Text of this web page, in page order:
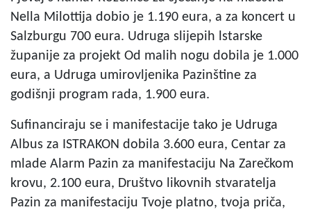
Nella Milottija dobio je 1.190 eura, a za koncert u
Salzburgu 700 eura. Udruga slijepih lstarske
županije za projekt Od malih nogu dobila je 1.000
eura, a Udruga umirovljenika Pazinštine za
godišnji program rada, 1.900 eura.
Sufinanciraju se i manifestacije tako je Udruga
Albus za ISTRAKON dobila 3.600 eura, Centar za
mlade Alarm Pazin za manifestaciju Na Zarečkom
krovu, 2.100 eura, Društvo likovnih stvaratelja
Pazin za manifestaciju Tvoje platno, tvoja priča,